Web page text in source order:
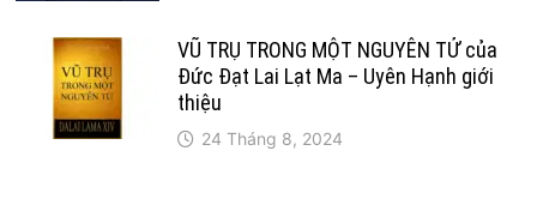
VŨ TRỤ TRONG MỘT NGUYÊN TỬ của
Đức Đạt Lai Lạt Ma – Uyên Hạnh giới
thiệu
24 Tháng 8, 2024